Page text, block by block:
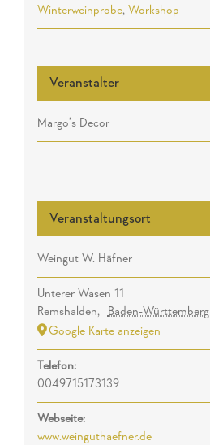
Winterweinprobe, Workshop
Veranstalter
Margo’s Decor
Veranstaltungsort
Weingut W. Häfner
Unterer Wasen 11
Remshalden, Baden-Württemberg
Google Karte anzeigen
Telefon:
0049715173139
Webseite:
www.weinguthaefner.de